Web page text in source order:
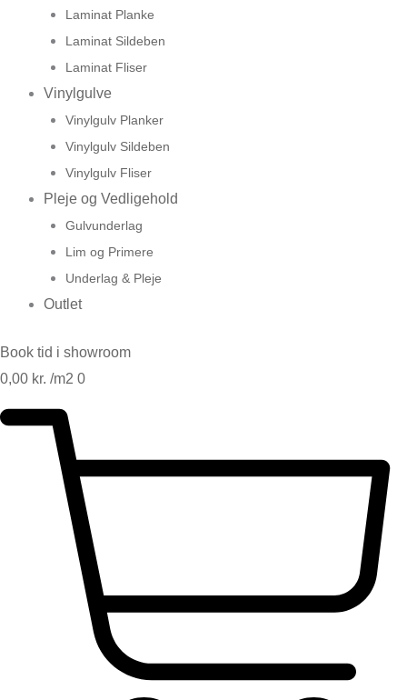
Laminat Planke
Laminat Sildeben
Laminat Fliser
Vinylgulve
Vinylgulv Planker
Vinylgulv Sildeben
Vinylgulv Fliser
Pleje og Vedligehold
Gulvunderlag
Lim og Primere
Underlag & Pleje
Outlet
Book tid i showroom
0,00 kr. 0